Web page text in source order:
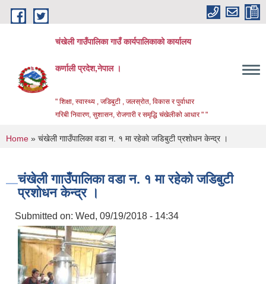
Skip to main content
चंखेली गाउँपालिका गाउँ कार्यपालिकाको कार्यालय
कर्णाली प्रदेश,नेपाल ।
" शिक्षा, स्वास्थ्य , जडिबुटी , जलस्रोत, विकास र पुर्वाधार
गरिबी निवारण, सुशासन, रोजगारी र समृद्धि चंखेलीको आधार " "
You are here
Home » चंखेली गााउँपालिका वडा न. १ मा रहेकाे जडिबुटी प्रशाेधन केन्द्र ।
चंखेली गााउँपालिका वडा न. १ मा रहेकाे जडिबुटी
प्रशाेधन केन्द्र ।
Submitted on: Wed, 09/19/2018 - 14:34